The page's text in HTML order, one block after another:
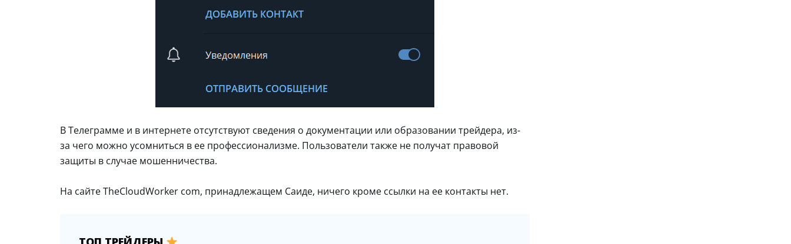
В Телеграмме и в интернете отсутствуют сведения о документации или образовании трейдера, из-
за чего можно усомниться в ее профессионализме. Пользователи также не получат правовой
защиты в случае мошенничества.
На сайте TheCloudWorker com, принадлежащем Саиде, ничего кроме ссылки на ее контакты нет.